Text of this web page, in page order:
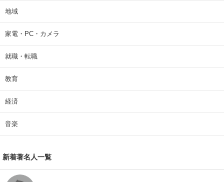
地域
家電・PC・カメラ
就職・転職
教育
経済
音楽
新着著名人一覧